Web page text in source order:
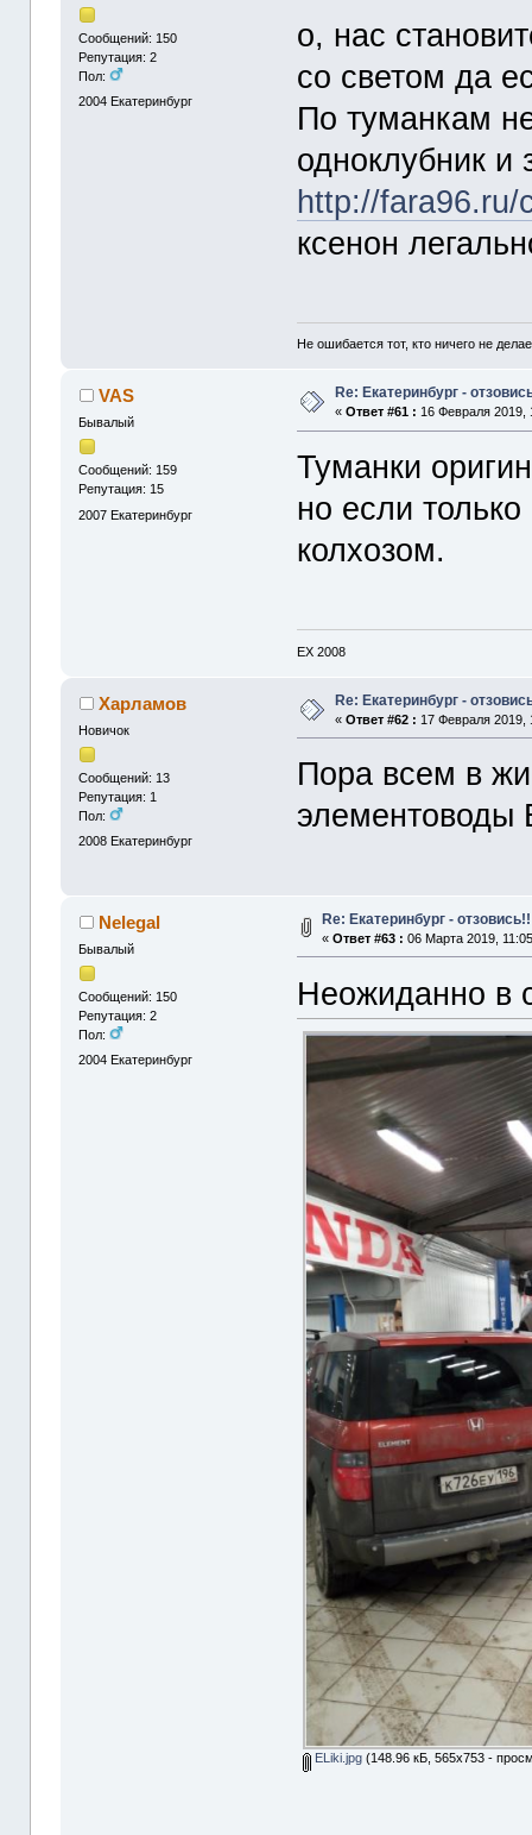
Сообщений: 150
Репутация: 2
Пол:
2004 Екатеринбург
о, нас
со светом да
По туманкам
одноклубник и
http://fara96.ru/
ксенон
Не ошибается тот, кто ничего не
VAS
Бывалый
Сообщений: 159
Репутация: 15
2007 Екатеринбург
Re: Екатеринбург -
«Ответ #61 : 16 Февраля 2019,
Туманки
но если
колхозом.
ЕХ 2008
Харламов
Новичок
Сообщений: 13
Репутация: 1
Пол:
2008 Екатеринбург
Re: Екатеринбург -
«Ответ #62 : 17 Февраля 2019,
Пора всем в
элементоводы
Nelegal
Бывалый
Сообщений: 150
Репутация: 2
Пол:
2004 Екатеринбург
Re: Екатеринбург -
«Ответ #63 : 06 Марта 2019,
Неожиданно в
ELiki.jpg (148.96 кБ, 565x753 -